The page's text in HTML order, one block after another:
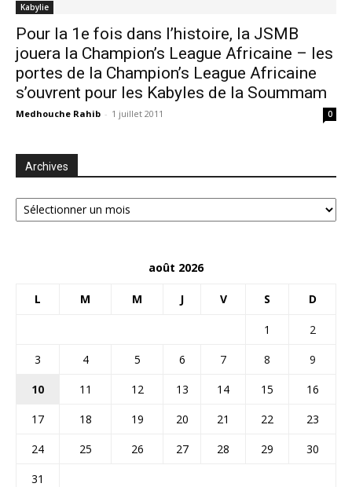
Kabylie
Pour la 1e fois dans l’histoire, la JSMB
jouera la Champion’s League Africaine – les
portes de la Champion’s League Africaine
s’ouvrent pour les Kabyles de la Soummam
Medhouche Rahib - 1 juillet 2011 0
Archives
Archives
août 2026
L M M J V S D
1
2
3
4 5 6 7 8
9
10
11 12 13 14 15
16
17
18 19 20 21 22
23
24
25 26 27 28 29
30
31